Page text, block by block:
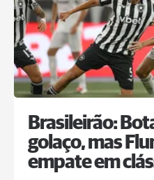
Brasileirão:
golaço, mas
empate em